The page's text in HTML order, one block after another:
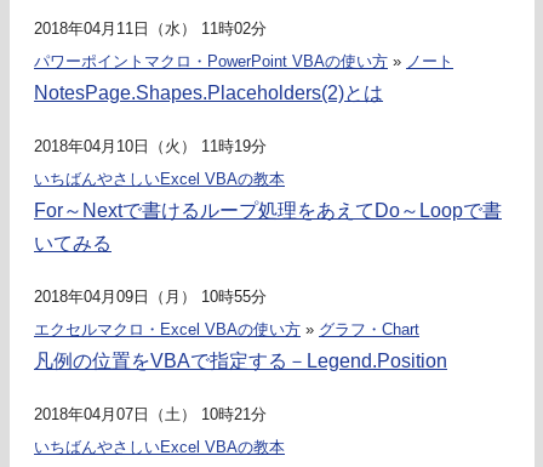
2018年04月11日（水） 11時02分
パワーポイントマクロ・PowerPoint VBAの使い方 » ノート
NotesPage.Shapes.Placeholders(2)とは
2018年04月10日（火） 11時19分
いちばんやさしいExcel VBAの教本
For～Nextで書けるループ処理をあえてDo～Loopで書
いてみる
2018年04月09日（月） 10時55分
エクセルマクロ・Excel VBAの使い方 » グラフ・Chart
凡例の位置をVBAで指定する－Legend.Position
2018年04月07日（土） 10時21分
いちばんやさしいExcel VBAの教本